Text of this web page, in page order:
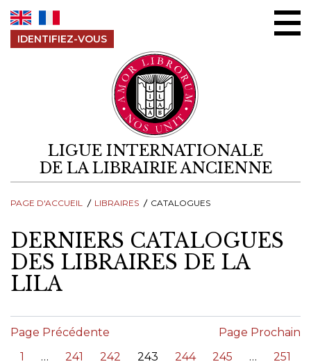
IDENTIFIEZ-VOUS
LIGUE INTERNATIONALE
DE LA LIBRAIRIE ANCIENNE
PAGE D'ACCUEIL LIBRAIRES CATALOGUES
DERNIERS CATALOGUES
DES LIBRAIRES DE LA
LILA
Page Précédente
1 241 242 243 244 245 251
Page Prochain